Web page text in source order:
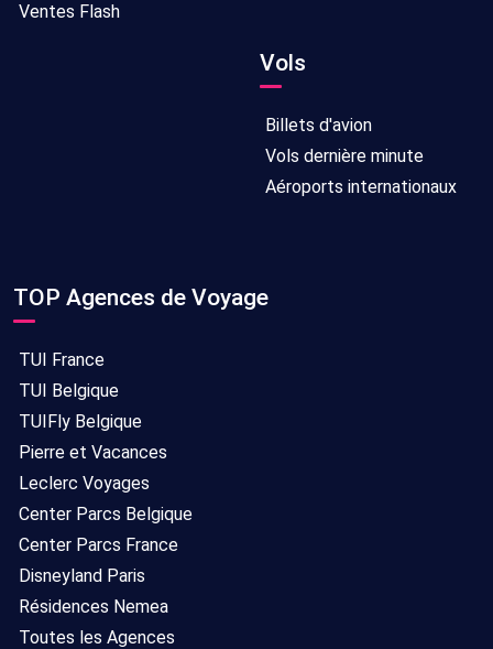
Ventes Flash
Vols
Billets d'avion
Vols dernière minute
Aéroports internationaux
TOP Agences de Voyage
TUI France
TUI Belgique
TUIFly Belgique
Pierre et Vacances
Leclerc Voyages
Center Parcs Belgique
Center Parcs France
Disneyland Paris
Résidences Nemea
Toutes les Agences